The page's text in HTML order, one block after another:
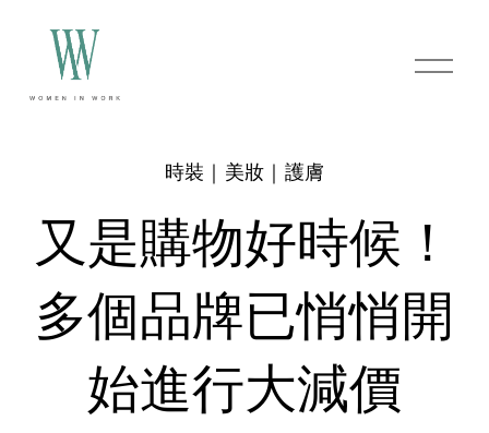
O
p
又是購物好時候！
多個品牌已悄悄開
始進行大減價
時裝｜美妝｜護膚